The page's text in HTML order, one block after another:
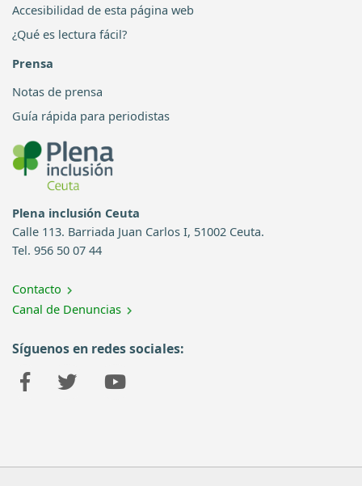
Accesibilidad de esta página web
¿Qué es lectura fácil?
Prensa
Notas de prensa
Guía rápida para periodistas
Plena inclusión Ceuta
Calle 113. Barriada Juan Carlos I, 51002 Ceuta.
Tel. 956 50 07 44
Contacto
Canal de Denuncias
Síguenos en redes sociales: